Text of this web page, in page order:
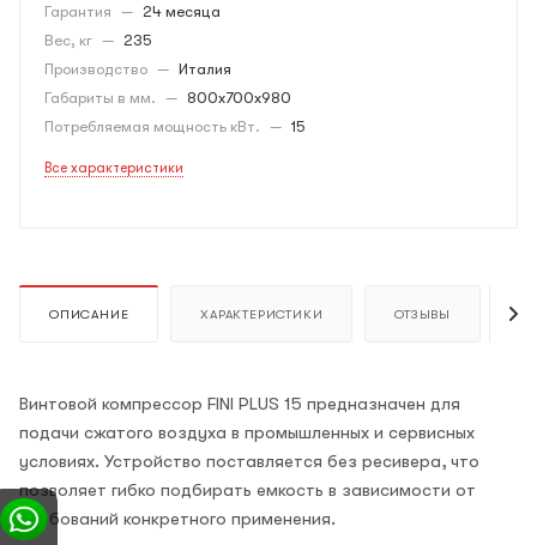
Гарантия — 24 месяца
Вес, кг — 235
Производство — Италия
Габариты в мм. — 800x700x980
Потребляемая мощность кВт. — 15
Все характеристики
ОПИСАНИЕ ХАРАКТЕРИСТИКИ ОТЗЫВЫ
Винтовой компрессор FINI PLUS 15 предназначен для
подачи сжатого воздуха в промышленных и сервисных
условиях. Устройство поставляется без ресивера, что
позволяет гибко подбирать емкость в зависимости от
требований конкретного применения.